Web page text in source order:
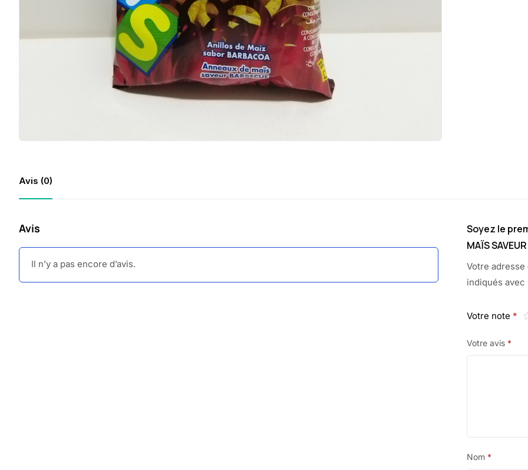
Avis (0)
Avis
Il n’y a pas encore d’avis.
Soyez le
MAÏS
Votre
indiqués avec
Votre note *
Votre avis *
Nom *